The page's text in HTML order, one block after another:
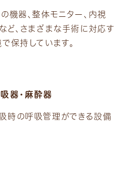
機器、整体モニター、内視
ど、さまざまな手術に対応す
保持しています。
器・麻酔器
時の呼吸管理ができる設備